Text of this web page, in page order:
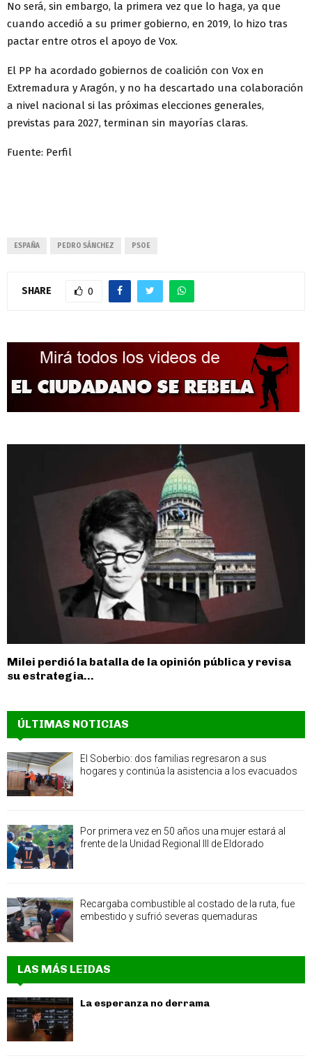
No será, sin embargo, la primera vez que lo haga, ya que
cuando accedió a su primer gobierno, en 2019, lo hizo tras
pactar entre otros el apoyo de Vox.
El PP ha acordado gobiernos de coalición con Vox en
Extremadura y Aragón, y no ha descartado una colaboración
a nivel nacional si las próximas elecciones generales,
previstas para 2027, terminan sin mayorías claras.
Fuente: Perfil
ESPAÑA PEDRO SÁNCHEZ PSOE
SHARE 0
Milei perdió la batalla de la opinión pública y revisa
su estrategia...
ÚLTIMAS NOTICIAS
El Soberbio: dos familias regresaron a sus
hogares y continúa la asistencia a los evacuados
Por primera vez en 50 años una mujer estará al
frente de la Unidad Regional III de Eldorado
Recargaba combustible al costado de la ruta, fue
embestido y sufrió severas quemaduras
LAS MÁS LEIDAS
La esperanza no derrama